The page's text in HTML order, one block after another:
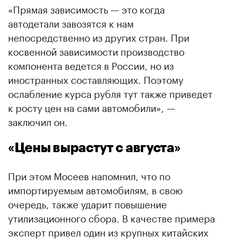
«Прямая зависимость — это когда
автодетали завозятся к нам
непосредственно из других стран. При
косвенной зависимости производство
компонента ведется в России, но из
иностранных составляющих. Поэтому
ослабление курса рубля тут также приведет
к росту цен на сами автомобили», —
заключил он.
«Цены вырастут с августа»
При этом Мосеев напомнил, что по
импортируемым автомобилям, в свою
очередь, также ударит повышение
утилизационного сбора. В качестве примера
эксперт привел один из крупных китайских